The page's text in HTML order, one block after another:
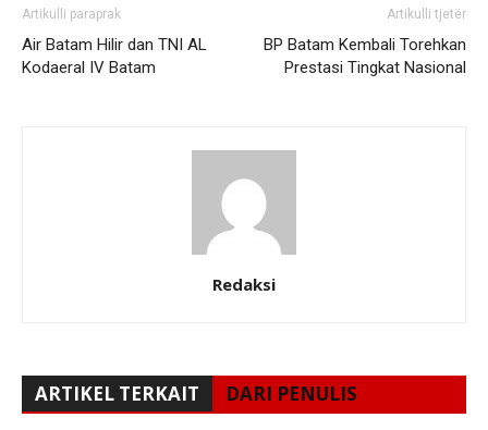
Artikulli paraprak
Air Batam Hilir dan TNI AL
Kodaeral IV Batam
Artikulli tjetër
BP Batam Kembali Torehkan
Prestasi Tingkat Nasional
Redaksi
ARTIKEL TERKAIT DARI PENULIS